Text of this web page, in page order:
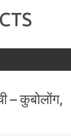
– कुबोलोंग,